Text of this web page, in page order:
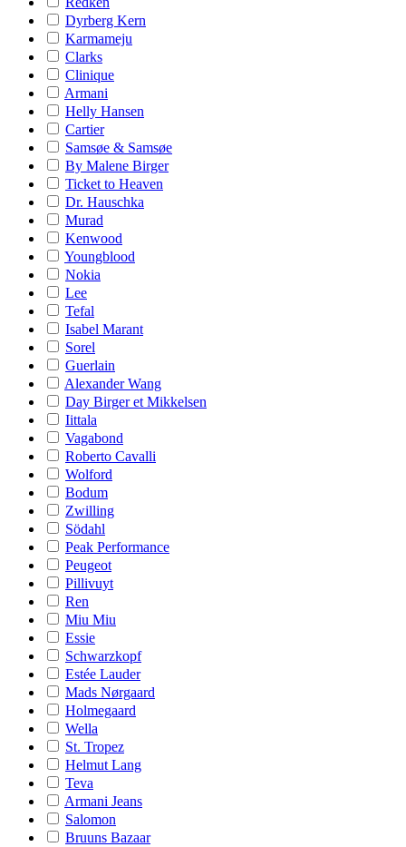
Dyrberg Kern
Karmameju
Clarks
Clinique
Armani
Helly Hansen
Cartier
Samsøe & Samsøe
By Malene Birger
Ticket to Heaven
Dr. Hauschka
Murad
Kenwood
Youngblood
Nokia
Lee
Tefal
Isabel Marant
Sorel
Guerlain
Alexander Wang
Day Birger et Mikkelsen
Iittala
Vagabond
Roberto Cavalli
Wolford
Bodum
Zwilling
Södahl
Peak Performance
Peugeot
Pillivuyt
Ren
Miu Miu
Essie
Schwarzkopf
Estée Lauder
Mads Nørgaard
Holmegaard
Wella
St. Tropez
Helmut Lang
Teva
Armani Jeans
Salomon
Bruuns Bazaar